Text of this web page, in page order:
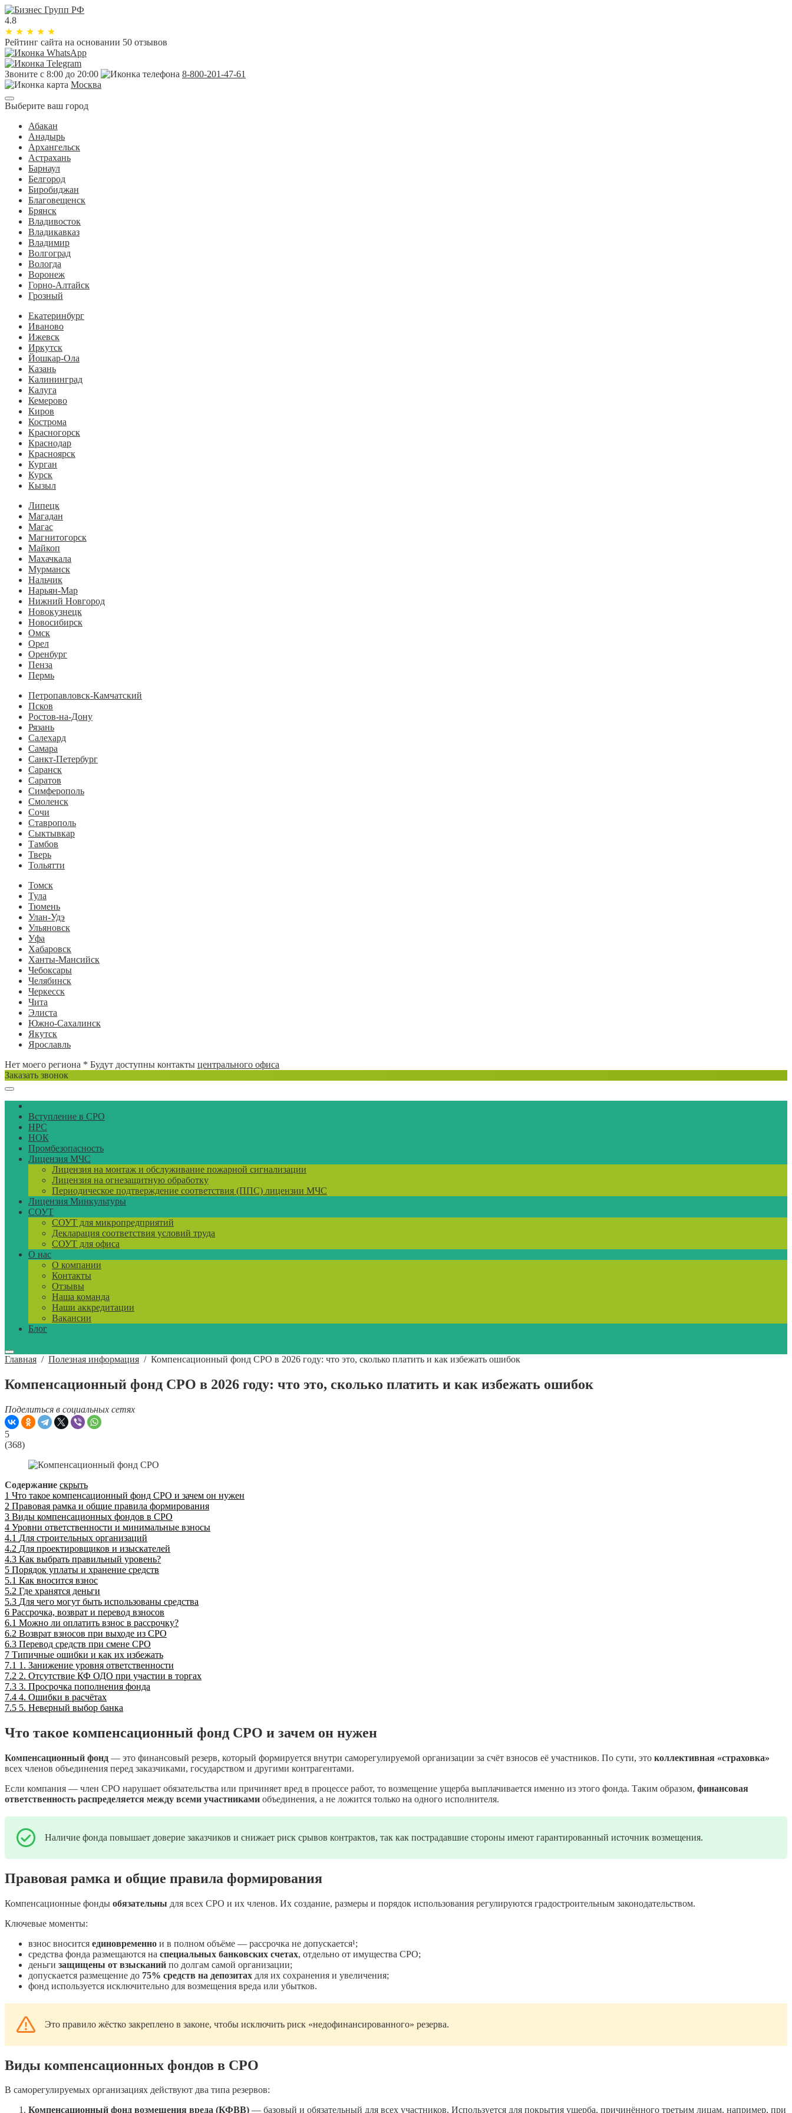
4.8
★ ★ ★ ★ ★
Рейтинг сайта на основании 50 отзывов
Звоните с 8:00 до 20:00
8-800-201-47-61
Москва
Выберите ваш город
Абакан
Анадырь
Архангельск
Астрахань
Барнаул
Белгород
Биробиджан
Благовещенск
Брянск
Владивосток
Владикавказ
Владимир
Волгоград
Вологда
Воронеж
Горно-Алтайск
Грозный
Екатеринбург
Иваново
Ижевск
Иркутск
Йошкар-Ола
Казань
Калининград
Калуга
Кемерово
Киров
Кострома
Красногорск
Краснодар
Красноярск
Курган
Курск
Кызыл
Липецк
Магадан
Магас
Магнитогорск
Майкоп
Махачкала
Мурманск
Нальчик
Нарьян-Мар
Нижний Новгород
Новокузнецк
Новосибирск
Омск
Орел
Оренбург
Пенза
Пермь
Петропавловск-Камчатский
Псков
Ростов-на-Дону
Рязань
Салехард
Самара
Санкт-Петербург
Саранск
Саратов
Симферополь
Смоленск
Сочи
Ставрополь
Сыктывкар
Тамбов
Тверь
Тольятти
Томск
Тула
Тюмень
Улан-Удэ
Ульяновск
Уфа
Хабаровск
Ханты-Мансийск
Чебоксары
Челябинск
Черкесск
Чита
Элиста
Южно-Сахалинск
Якутск
Ярославль
Нет моего региона * Будут доступны контакты центрального офиса
Заказать звонок
Вступление в СРО
НРС
НОК
Промбезопасность
Лицензия МЧС
Лицензия на монтаж и обслуживание пожарной сигнализации
Лицензия на огнезащитную обработку
Периодическое подтверждение соответствия (ППС) лицензии МЧС
Лицензия Минкультуры
СОУТ
СОУТ для микропредприятий
Декларация соответствия условий труда
СОУТ для офиса
О нас
О компании
Контакты
Отзывы
Наша команда
Наши аккредитации
Вакансии
Блог
Главная / Полезная информация / Компенсационный фонд СРО в 2026 году: что это, сколько платить и как избежать ошибок
Компенсационный фонд СРО в 2026 году: что это, сколько платить и как избежать ошибок
Поделиться в социальных сетях
5
(368)
Содержание скрыть
1 Что такое компенсационный фонд СРО и зачем он нужен
2 Правовая рамка и общие правила формирования
3 Виды компенсационных фондов в СРО
4 Уровни ответственности и минимальные взносы
4.1 Для строительных организаций
4.2 Для проектировщиков и изыскателей
4.3 Как выбрать правильный уровень?
5 Порядок уплаты и хранение средств
5.1 Как вносится взнос
5.2 Где хранятся деньги
5.3 Для чего могут быть использованы средства
6 Рассрочка, возврат и перевод взносов
6.1 Можно ли оплатить взнос в рассрочку?
6.2 Возврат взносов при выходе из СРО
6.3 Перевод средств при смене СРО
7 Типичные ошибки и как их избежать
7.1 1. Занижение уровня ответственности
7.2 2. Отсутствие КФ ОДО при участии в торгах
7.3 3. Просрочка пополнения фонда
7.4 4. Ошибки в расчётах
7.5 5. Неверный выбор банка
Что такое компенсационный фонд СРО и зачем он нужен
Компенсационный фонд — это финансовый резерв, который формируется внутри саморегулируемой организации за счёт взносов её участников. По сути, это коллективная «страховка»
всех членов объединения перед заказчиками, государством и другими контрагентами.
Если компания — член СРО нарушает обязательства или причиняет вред в процессе работ, то возмещение ущерба выплачивается именно из этого фонда. Таким образом, финансовая
ответственность распределяется между всеми участниками объединения, а не ложится только на одного исполнителя.
Наличие фонда повышает доверие заказчиков и снижает риск срывов контрактов, так как пострадавшие стороны имеют гарантированный источник возмещения.
Правовая рамка и общие правила формирования
Компенсационные фонды обязательны для всех СРО и их членов. Их создание, размеры и порядок использования регулируются градостроительным законодательством.
Ключевые моменты:
взнос вносится единовременно и в полном объёме — рассрочка не допускается¹;
средства фонда размещаются на специальных банковских счетах, отдельно от имущества СРО;
деньги защищены от взысканий по долгам самой организации;
допускается размещение до 75% средств на депозитах для их сохранения и увеличения;
фонд используется исключительно для возмещения вреда или убытков.
Это правило жёстко закреплено в законе, чтобы исключить риск «недофинансированного» резерва.
Виды компенсационных фондов в СРО
В саморегулируемых организациях действуют два типа резервов:
Компенсационный фонд возмещения вреда (КФВВ) — базовый и обязательный для всех участников. Используется для покрытия ущерба, причинённого третьим лицам, например, при